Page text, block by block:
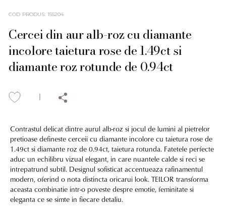
COD PRODUS: 155204
Cercei din aur alb-roz cu diamante
incolore taietura rose de 1.49ct si
diamante roz rotunde de 0.94ct
Contrastul delicat dintre aurul alb-roz si jocul de lumini al pietrelor
pretioase defineste cerceii cu diamante incolore cu taietura rose de
1.49ct si diamante roz de 0.94ct, taietura rotunda. Fatetele perfecte
aduc un echilibru vizual elegant, in care nuantele calde si reci se
intrepatrund subtil. Designul sofisticat accentueaza rafinamentul
modern, oferind o nota distincta oricarui look. TEILOR transforma
aceasta combinatie intr-o poveste despre emotie, feminitate si
eleganta ce se simte in fiecare detaliu.